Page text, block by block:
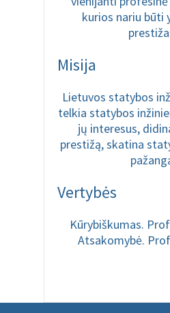
kurios nariu būti
Misija
Lietuvos statybos
telkia statybos
jų interesus,
prestižą, skatina
Vertybės
Kūrybiškumas.
Atsakomybė.